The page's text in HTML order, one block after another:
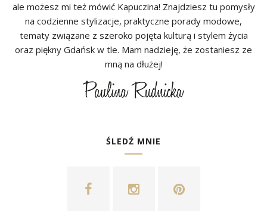
ale możesz mi też mówić Kapuczina! Znajdziesz tu pomysły
na codzienne stylizacje, praktyczne porady modowe,
tematy związane z szeroko pojęta kulturą i stylem życia
oraz piękny Gdańsk w tle. Mam nadzieję, że zostaniesz ze
mną na dłużej!
ŚLEDŹ MNIE